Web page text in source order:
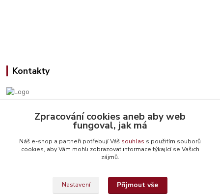
Kontakty
Jana Slámová
+420 608 507 824
info@emiteriyarns.cz
Zpracování cookies aneb aby web
fungoval, jak má
Náš e-shop a partneři potřebují Váš souhlas s použitím souborů
cookies, aby Vám mohli zobrazovat informace týkající se Vašich
zájmů.
Nastavení Přijmout vše